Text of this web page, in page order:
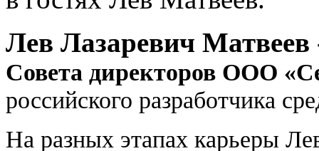
Лев Лазаревич Матвеев
Совета директоров ООО
российского разработчика
На разных этапах карьеры